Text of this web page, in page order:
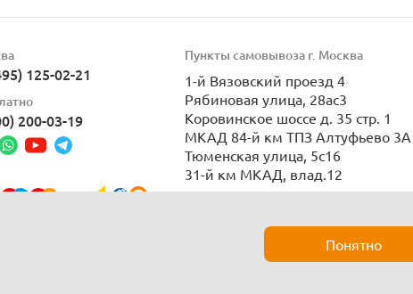
125-02-21
200-03-19
Пункты самовывоза г. Москва
1-й Вязовский проезд 4
Рябиновая улица, 28ас3
Коровинское шоссе д. 35 стр. 1
МКАД 84-й км ТПЗ Алтуфьево 3А
Тюменская улица, 5с16
31-й км МКАД, влад.12
Понятно